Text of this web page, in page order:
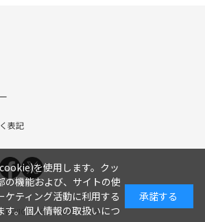
表記
DEVICE, INC. Since 2005.9.19
を使用します。クッ
の機能および、サイトの使
ケティング活動に利用する
す。個人情報の取扱いにつ
承諾する